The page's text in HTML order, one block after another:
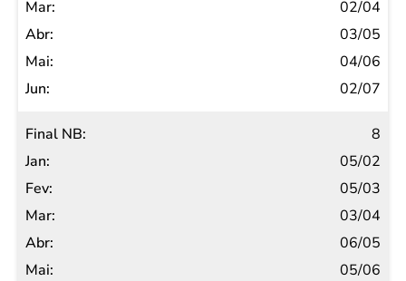
02/04
03/05
04/06
02/07
8
05/02
05/03
03/04
06/05
05/06